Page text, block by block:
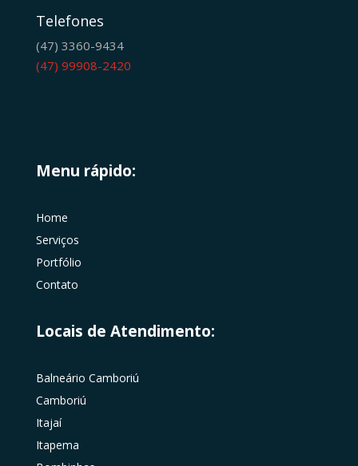
Telefones
(47) 3360-9434
(47) 99908-2420
Menu rápido:
Home
Serviços
Portfólio
Contato
Locais de Atendimento:
Balneário Camboriú
Camboriú
Itajaí
Itapema